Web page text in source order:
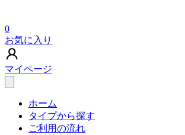
0
お気に入り
マイページ
ホーム
タイプから探す
ご利用の流れ